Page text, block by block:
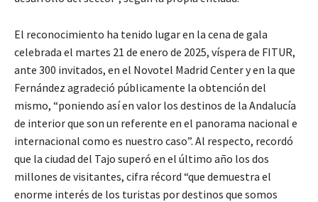
El reconocimiento ha tenido lugar en la cena de gala
celebrada el martes 21 de enero de 2025, víspera de FITUR,
ante 300 invitados, en el Novotel Madrid Center y en la que
Fernández agradeció públicamente la obtención del
mismo, “poniendo así en valor los destinos de la Andalucía
de interior que son un referente en el panorama nacional e
internacional como es nuestro caso”. Al respecto, recordó
que la ciudad del Tajo superó en el último año los dos
millones de visitantes, cifra récord “que demuestra el
enorme interés de los turistas por destinos que somos